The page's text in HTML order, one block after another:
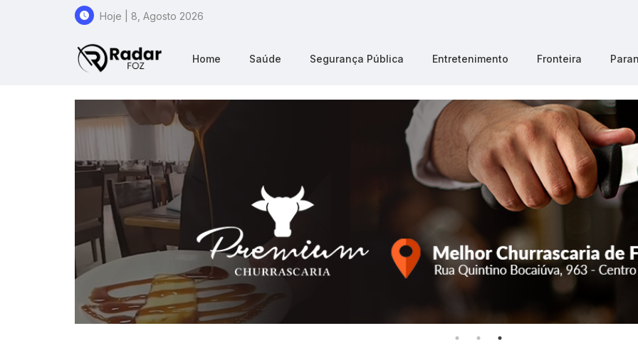
Hoje | 8, Agosto 2026
Home Saúde Segurança Pública Entretenimento Fronteira